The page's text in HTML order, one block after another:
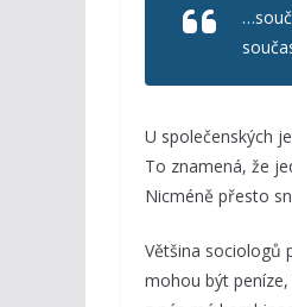
U společenských
To znamená, že
Nicméně přesto
Většina sociologů
mohou být